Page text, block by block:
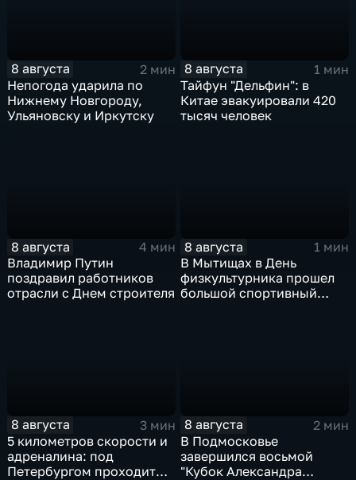
8 августа
2 мин
Непогода ударила по
Нижнему Новгороду,
Ульяновску и Иркутску
8 августа
1 мин
Тайфун "Дельфин": в
Китае эвакуировали 420
тысяч человек
8 августа
4 мин
Владимир Путин
поздравил работников
отрасли с Днем строителя
8 августа
1 мин
В Мытищах в День
физкультурника прошел
большой спортивный
8 августа
3 мин
5 километров скорости и
адреналина: под
Петербургом проходит
8 августа
2 мин
В Подмосковье
завершился восьмой
"Кубок Александра